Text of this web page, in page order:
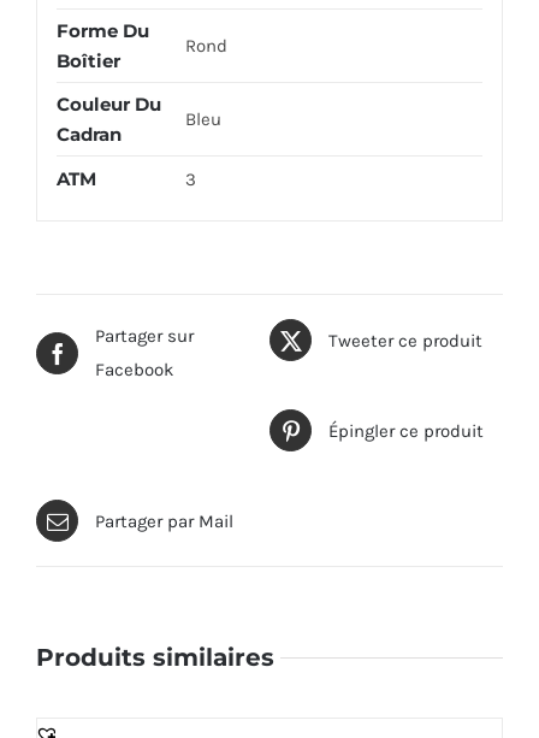
Forme Du
Boîtier
Rond
Couleur Du
Cadran
Bleu
ATM 3
Partager sur
Facebook
Tweeter ce produit
Épingler ce produit
Partager par Mail
Produits similaires